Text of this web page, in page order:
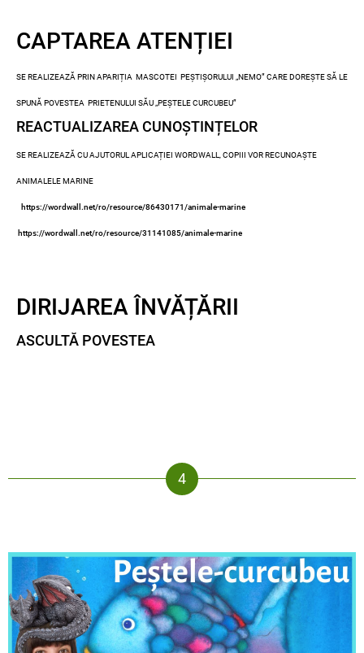
CAPTAREA ATENȚIEI
SE REALIZEAZĂ PRIN APARIȚIA MASCOTEI PEȘTIȘORULUI „NEMO” CARE DOREȘTE SĂ LE
SPUNĂ POVESTEA PRIETENULUI SĂU „PEȘTELE CURCUBEU”
REACTUALIZAREA CUNOȘTINȚELOR
SE REALIZEAZĂ CU AJUTORUL APLICAȚIEI WORDWALL, COPIII VOR RECUNOAȘTE
ANIMALELE MARINE
https://wordwall.net/ro/resource/86430171/animale-marine
https://wordwall.net/ro/resource/31141085/animale-marine
DIRIJAREA ÎNVĂȚĂRII
ASCULTĂ POVESTEA